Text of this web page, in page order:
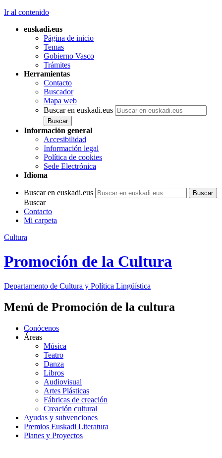
Ir al contenido
euskadi.eus
Página de inicio
Temas
Gobierno Vasco
Trámites
Herramientas
Contacto
Buscador
Mapa web
Buscar en euskadi.eus
Información general
Accesibilidad
Información legal
Política de cookies
Sede Electrónica
Idioma
Buscar en euskadi.eus
Buscar
Contacto
Mi carpeta
Cultura
Promoción de la Cultura
Departamento de Cultura y Política Lingüística
Menú de Promoción de la cultura
Conócenos
Áreas
Música
Teatro
Danza
Libros
Audiovisual
Artes Plásticas
Fábricas de creación
Creación cultural
Ayudas y subvenciones
Premios Euskadi Literatura
Planes y Proyectos